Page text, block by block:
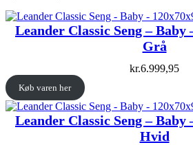
Leander Classic Seng – Baby
Grå
kr.6.999,95
Køb varen her
Leander Classic Seng – Baby
Hvid